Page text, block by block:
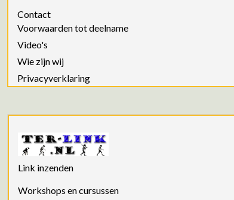
Contact
Voorwaarden tot deelname
Video's
Wie zijn wij
Privacyverklaring
Link inzenden
Workshops en cursussen